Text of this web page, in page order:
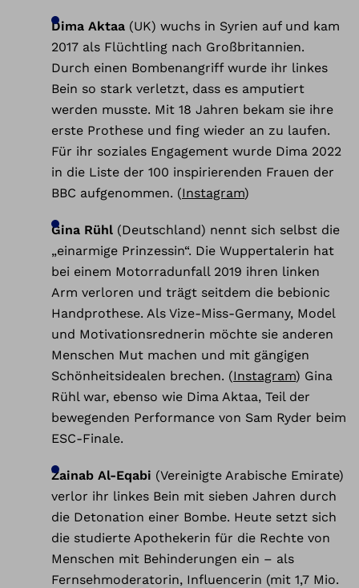
Dima Aktaa (UK) wuchs in Syrien auf und kam
2017 als Flüchtling nach Großbritannien.
Durch einen Bombenangriff wurde ihr linkes
Bein so stark verletzt, dass es amputiert
werden musste. Mit 18 Jahren bekam sie ihre
erste Prothese und fing wieder an zu laufen.
Für ihr soziales Engagement wurde Dima 2022
in die Liste der 100 inspirierenden Frauen der
BBC aufgenommen. (Instagram)
Gina Rühl (Deutschland) nennt sich selbst die
„einarmige Prinzessin“. Die Wuppertalerin hat
bei einem Motorradunfall 2019 ihren linken
Arm verloren und trägt seitdem die bebionic
Handprothese. Als Vize-Miss-Germany, Model
und Motivationsrednerin möchte sie anderen
Menschen Mut machen und mit gängigen
Schönheitsidealen brechen. (Instagram) Gina
Rühl war, ebenso wie Dima Aktaa, Teil der
bewegenden Performance von Sam Ryder beim
ESC-Finale.
Zainab Al-Eqabi (Vereinigte Arabische Emirate)
verlor ihr linkes Bein mit sieben Jahren durch
die Detonation einer Bombe. Heute setzt sich
die studierte Apothekerin für die Rechte von
Menschen mit Behinderungen ein – als
Fernsehmoderatorin, Influencerin (mit 1,7 Mio.